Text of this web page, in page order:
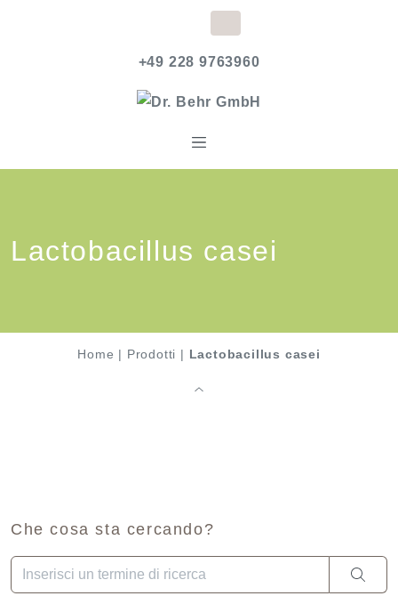
+49 228 9763960
Lactobacillus casei
Home | Prodotti | Lactobacillus casei
Che cosa sta cercando?
Una volta che i risultati del completamento automatico